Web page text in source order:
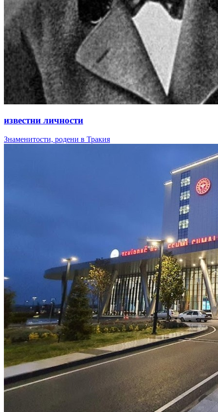
известни личности
Знаменитости, родени в Тракия